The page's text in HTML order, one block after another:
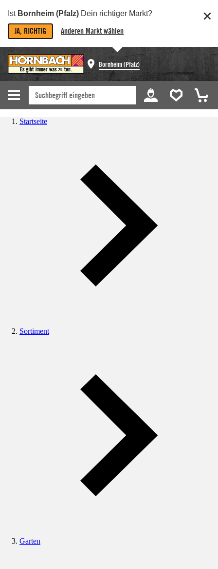
Ist Bornheim (Pfalz) Dein richtiger Markt?
JA, RICHTIG Anderen Markt wählen
Bornheim (Pfalz)
Startseite
Sortiment
Garten